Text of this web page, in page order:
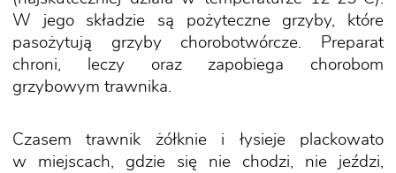
W jego składzie są pożyteczne grzyby, które
pasożytują grzyby chorobotwórcze. Preparat
chroni, leczy oraz zapobiega chorobom
grzybowym trawnika.
Czasem trawnik żółknie i łysieje plackowato
w miejscach, gdzie się nie chodzi, nie jeździ,